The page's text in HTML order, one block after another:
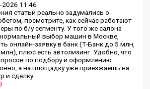
2026 11:46
статьи реально задумались о
посмотрите, как сейчас работают
по б/у сегменту. У того же салона
выбор машин в Москве,
онлайн-заявку в банк (Т-Банк до 5 млн,
плюс есть автолизинг. Удобно, что
по подбору и оформлению
а на площадку уже приезжаешь на
и сделку.